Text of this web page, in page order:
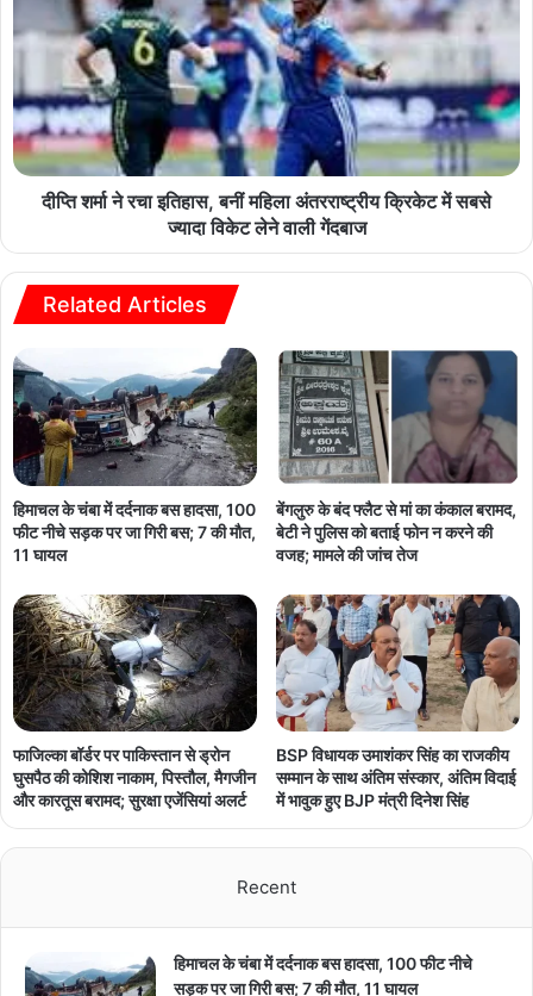
दीप्ति शर्मा ने रचा इतिहास, बनीं महिला अंतरराष्ट्रीय क्रिकेट में सबसे
ज्यादा विकेट लेने वाली गेंदबाज
Related Articles
हिमाचल के चंबा में दर्दनाक बस हादसा, 100
फीट नीचे सड़क पर जा गिरी बस; 7 की मौत,
11 घायल
बेंगलुरु के बंद फ्लैट से मां का कंकाल बरामद,
बेटी ने पुलिस को बताई फोन न करने की
वजह; मामले की जांच तेज
फाजिल्का बॉर्डर पर पाकिस्तान से ड्रोन
घुसपैठ की कोशिश नाकाम, पिस्तौल, मैगजीन
और कारतूस बरामद; सुरक्षा एजेंसियां अलर्ट
BSP विधायक उमाशंकर सिंह का राजकीय
सम्मान के साथ अंतिम संस्कार, अंतिम विदाई
में भावुक हुए BJP मंत्री दिनेश सिंह
Recent
हिमाचल के चंबा में दर्दनाक बस हादसा, 100 फीट नीचे
सड़क पर जा गिरी बस; 7 की मौत, 11 घायल